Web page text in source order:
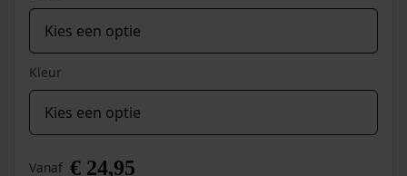
Kleur
Vanaf € 24,95